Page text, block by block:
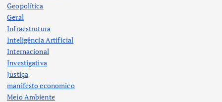
Geopolítica
Geral
Infraestrutura
Inteligência Artificial
Internacional
Investigativa
Justiça
manifesto economico
Meio Ambiente